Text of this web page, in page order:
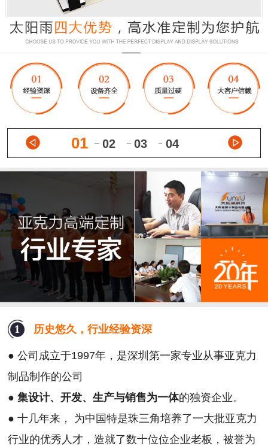
01 02 03 04
历史悠久，行业经验资深
● 公司成立于1997年，是深圳第一家专业从事亚克力
制品制作的公司
●集设计、开发、生产与销售为一体的独资企业。
● 十几年来， 为中国特是珠三角培养了一大批亚克力
行业的优秀人才，造就了数十位位企业老板，被誉为